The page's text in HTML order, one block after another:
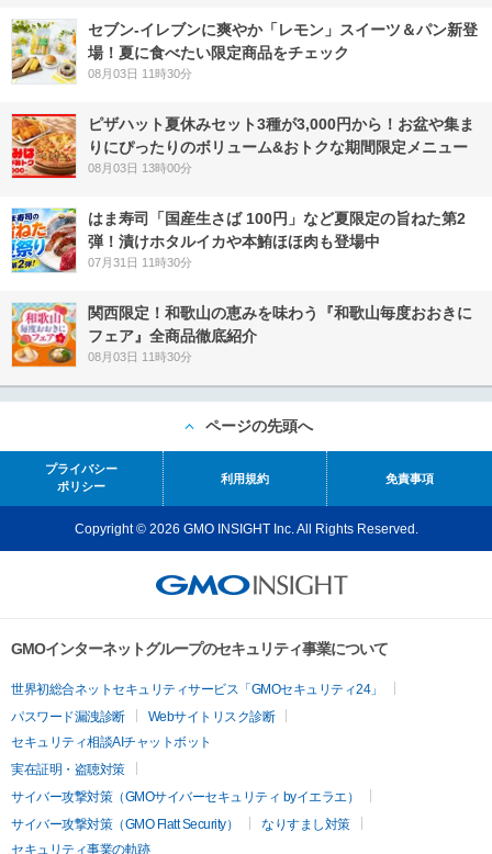
セブン‐イレブンに爽やか「レモン」スイーツ＆パン新登
場！夏に食べたい限定商品をチェック
08月03日 11時30分
ピザハット夏休みセット3種が3,000円から！お盆や集ま
りにぴったりのボリューム&おトクな期間限定メニュー
08月03日 13時00分
はま寿司「国産生さば 100円」など夏限定の旨ねた第2
弾！漬けホタルイカや本鮪ほほ肉も登場中
07月31日 11時30分
関西限定！和歌山の恵みを味わう『和歌山毎度おおきに
フェア』全商品徹底紹介
08月03日 11時30分
ページの先頭へ
プライバシー
ポリシー
利用規約 免責事項
Copyright © 2026 GMO INSIGHT Inc. All Rights Reserved.
GMOインターネットグループのセキュリティ事業について
世界初総合ネットセキュリティサービス「GMOセキュリティ24」
パスワード漏洩診断
Webサイトリスク診断
セキュリティ相談AIチャットボット
実在証明・盗聴対策
サイバー攻撃対策（GMOサイバーセキュリティ byイエラエ）
サイバー攻撃対策（GMO Flatt Security）
なりすまし対策
セキュリティ事業の軌跡